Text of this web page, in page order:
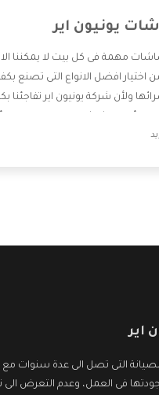
يونيون اير
مهمة فى كل بيت لا يمكننا
اختيار افضل الانواع التى تصنع
ولأن شركة يونيون اير تفاجئنا
المختلفة وأيضا تتوفر بأفضل
اير
التى تصل الى عدة سنوات
جودتها فى العمل، وعدم التعرض